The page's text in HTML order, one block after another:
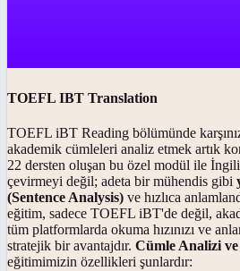
TOEFL IBT Translation
TOEFL iBT Reading bölümünde
akademik cümleleri analiz etmek artık
22 dersten oluşan bu özel modül ile
çevirmeyi değil; adeta bir mühendis gibi
(Sentence Analysis) ve hızlıca
eğitim, sadece TOEFL iBT'de değil,
tüm platformlarda okuma hızınızı ve
stratejik bir avantajdır. Cümle Analizi
eğitimimizin özellikleri şunlardır: